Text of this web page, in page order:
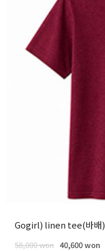
Gogirl) linen tee(바배)
58,000 won 40,600 won